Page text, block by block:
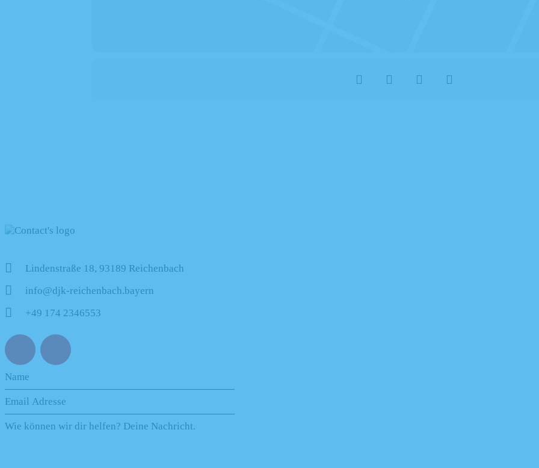
Lindenstraße 18, 93189 Reichenbach
info@djk-reichenbach.bayern
+49 174 2346553